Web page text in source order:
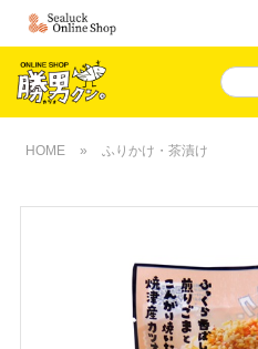
HOME » ふりかけ・茶漬け